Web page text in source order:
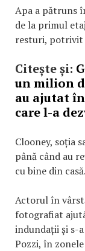
Apa a pătruns
de la primul
resturi, potrivit
Citește și:
un milion
au ajutat
care l-a
Clooney, soția
până când au
cu bine din casă.
Actorul în
fotografiat
indundații și s-
Pozzi, în